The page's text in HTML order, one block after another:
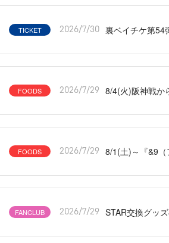
TICKET 2026/7/30 裏ベイチケ第54
FOODS 2026/7/29 8/4(火)阪神戦か
FOODS 2026/7/29 8/1(土)～『&9（
FANCLUB 2026/7/29 STAR交換グッ